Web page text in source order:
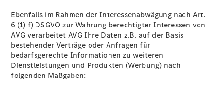
Ebenfalls im Rahmen der Interessenabwägung nach Art.
6 (1) f) DSGVO zur Wahrung berechtigter Interessen von
AVG verarbeitet AVG Ihre Daten z.B. auf der Basis
bestehender Verträge oder Anfragen für
bedarfsgerechte Informationen zu weiteren
Dienstleistungen und Produkten (Werbung) nach
folgenden Maßgaben: